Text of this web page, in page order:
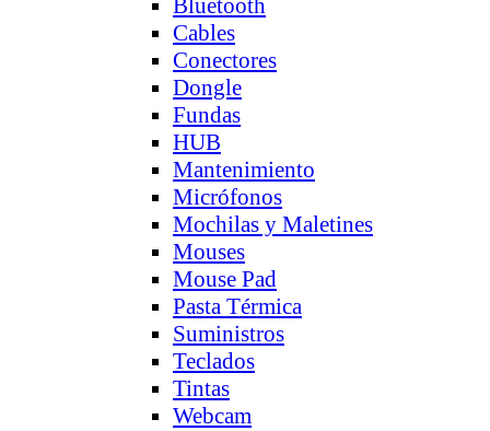
Bluetooth
Cables
Conectores
Dongle
Fundas
HUB
Mantenimiento
Micrófonos
Mochilas y Maletines
Mouses
Mouse Pad
Pasta Térmica
Suministros
Teclados
Tintas
Webcam